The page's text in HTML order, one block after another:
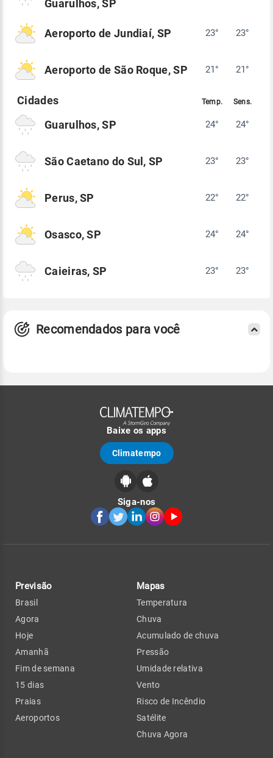
Guarulhos, SP
Aeroporto de Jundiaí, SP 23° 23°
Aeroporto de São Roque, SP 21° 21°
Guarulhos, SP 24° 24°
São Caetano do Sul, SP 23° 23°
Perus, SP 22° 22°
Osasco, SP 24° 24°
Caieiras, SP 23° 23°
Recomendados para você
Baixe os apps
Climatempo
Siga-nos
Previsão
Brasil
Agora
Hoje
Amanhã
Fim de semana
15 dias
Praias
Aeroportos
Mapas
Temperatura
Chuva
Acumulado de chuva
Pressão
Umidade relativa
Vento
Risco de Incêndio
Satélite
Chuva Agora